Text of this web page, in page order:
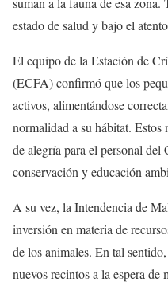
estado de salud y bajo el
El equipo de la Estación de
(ECFA) confirmó que los
activos, alimentándose
normalidad a su hábitat.
de alegría para el personal del
conservación y educación
A su vez, la Intendencia de
inversión en materia de
de los animales. En tal
nuevos recintos a la espera de